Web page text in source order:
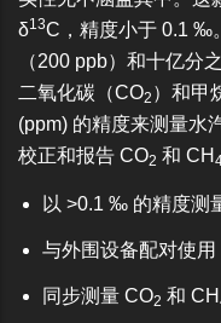
δ13C，精度小于 0.1 ‰
（200 ppb）和十亿分
二氧化碳（CO2 ）和甲
(ppm) 的精度来测量水
校正和报告 CO2 和 CH
以 >0.1 ‰ 的精度测
与外围设备配对使
同步测量 CO2 和 CH